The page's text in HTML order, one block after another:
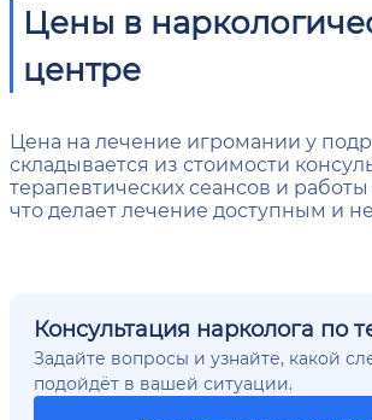
Цены в
центре
Цена на лечение игромании у
складывается из стоимости
терапевтических сеансов и
что делает лечение доступным и
Консультация нарколога по
Задайте вопросы и узнайте, какой
подойдёт в вашей ситуации.